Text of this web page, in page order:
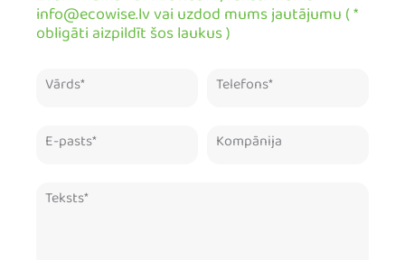
info@ecowise.lv vai uzdod mums jautājumu ( *
obligāti aizpildīt šos laukus )